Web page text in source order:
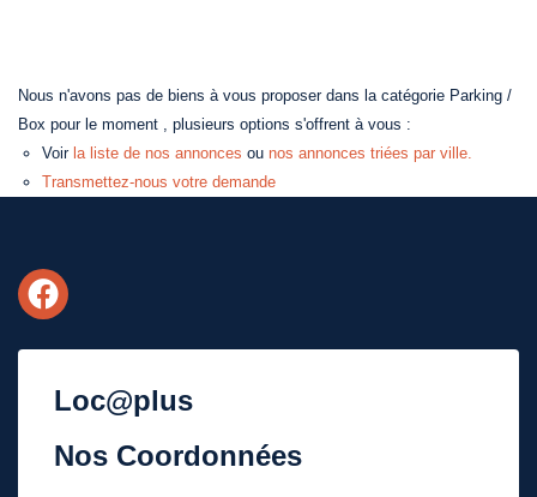
Nous n'avons pas de biens à vous proposer dans la catégorie Parking /
Box pour le moment , plusieurs options s'offrent à vous :
Voir la liste de nos annonces ou nos annonces triées par ville.
Transmettez-nous votre demande
Loc@plus
Nos Coordonnées